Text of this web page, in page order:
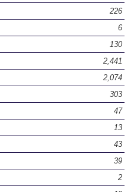
226
6
130
2,441
2,074
303
47
13
43
39
2